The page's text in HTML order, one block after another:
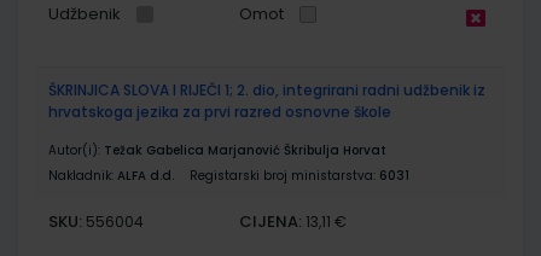
Udžbenik Omot
ŠKRINJICA SLOVA I RIJEČI 1; 2. dio, integrirani radni udžbenik iz
hrvatskoga jezika za prvi razred osnovne škole
Autor(i): Težak Gabelica Marjanović Škribulja Horvat
Nakladnik: ALFA d.d. Registarski broj ministarstva: 6031
SKU: 556004 CIJENA: 13,11 €